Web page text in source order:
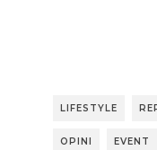
LIFESTYLE
OPINI EVENT